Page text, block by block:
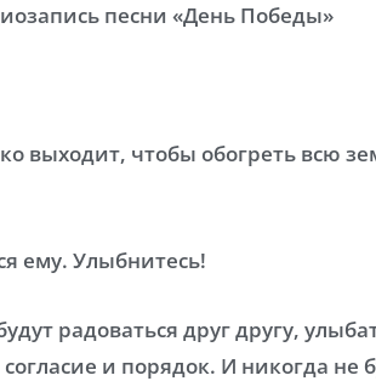
песни «День Победы»
выходит, чтобы обогреть всю
ему. Улыбнитесь!
радоваться друг другу,
и порядок. И никогда не